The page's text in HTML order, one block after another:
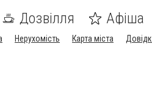
Дозвілля Афіша
Нерухомість Карта міста